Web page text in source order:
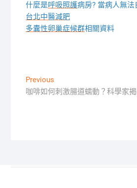
什麼是呼吸照護病房? 當病人無
台北中醫減肥
多囊性卵巢症候群相關資料
文
章
Previous
post:
咖啡如何刺激腸道蠕動？科學家